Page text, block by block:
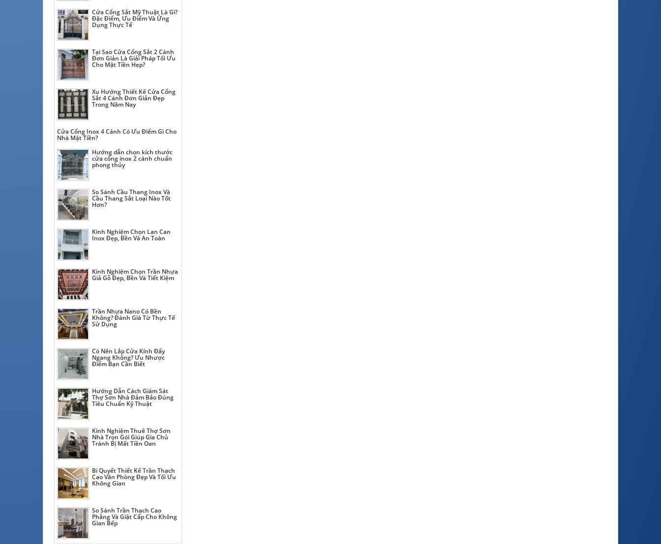
Cửa Cổng Sắt Mỹ Thuật Là Gì?
Đặc Điểm, Ưu Điểm Và Ứng
Dụng Thực Tế
Tại Sao Cửa Cổng Sắt 2 Cánh
Đơn Giản Là Giải Pháp Tối Ưu
Cho Mặt Tiền Hẹp?
Xu Hướng Thiết Kế Cửa Cổng
Sắt 4 Cánh Đơn Giản Đẹp
Trong Năm Nay
Cửa Cổng Inox 4 Cánh Có Ưu Điểm Gì Cho
Nhà Mặt Tiền?
Hướng dẫn chọn kích thước
cửa cổng inox 2 cánh chuẩn
phong thủy
So Sánh Cầu Thang Inox Và
Cầu Thang Sắt Loại Nào Tốt
Hơn?
Kinh Nghiệm Chọn Lan Can
Inox Đẹp, Bền Và An Toàn
Kinh Nghiệm Chọn Trần Nhựa
Giả Gỗ Đẹp, Bền Và Tiết Kiệm
Trần Nhựa Nano Có Bền
Không? Đánh Giá Từ Thực Tế
Sử Dụng
Có Nên Lắp Cửa Kính Đẩy
Ngang Không? Ưu Nhược
Điểm Bạn Cần Biết
Hướng Dẫn Cách Giám Sát
Thợ Sơn Nhà Đảm Bảo Đúng
Tiêu Chuẩn Kỹ Thuật
Kinh Nghiệm Thuê Thợ Sơn
Nhà Trọn Gói Giúp Gia Chủ
Tránh Bị Mất Tiền Oan
Bí Quyết Thiết Kế Trần Thạch
Cao Văn Phòng Đẹp Và Tối Ưu
Không Gian
So Sánh Trần Thạch Cao
Phẳng Và Giật Cấp Cho Không
Gian Bếp